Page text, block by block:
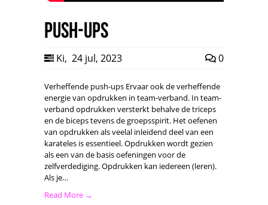
Push-ups
Ki, 24 jul, 2023 0
Verheffende push-ups Ervaar ook de verheffende
energie van opdrukken in team-verband. In team-
verband opdrukken versterkt behalve de triceps
en de biceps tevens de groepsspirit. Het oefenen
van opdrukken als veelal inleidend deel van een
karateles is essentieel. Opdrukken wordt gezien
als een van de basis oefeningen voor de
zelfverdediging. Opdrukken kan iedereen (leren).
Als je…
Read More →